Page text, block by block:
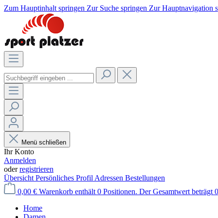
Zum Hauptinhalt springen Zur Suche springen Zur Hauptnavigation
Menü schließen
Ihr Konto
Anmelden
oderregistrieren
Übersicht Persönliches Profil Adressen Bestellungen
0,00 € Warenkorb enthält 0 Positionen. Der Gesamtwert beträgt
Home